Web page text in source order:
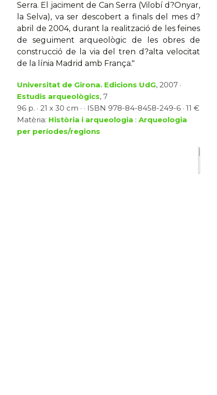
Serra. El jaciment de Can Serra (Vilobí d?Onyar,
la Selva), va ser descobert a finals del mes d?
abril de 2004, durant la realització de les feines
de seguiment arqueològic de les obres de
construcció de la via del tren d?alta velocitat
de la línia Madrid amb França."
Universitat de Girona. Edicions UdG, 2007 ·
Estudis arqueològics, 7
96 p. · 21 x 30 cm · · ISBN 978-84-8458-249-6 · 11 €
Matèria: Història i arqueologia : Arqueologia
per períodes/regions